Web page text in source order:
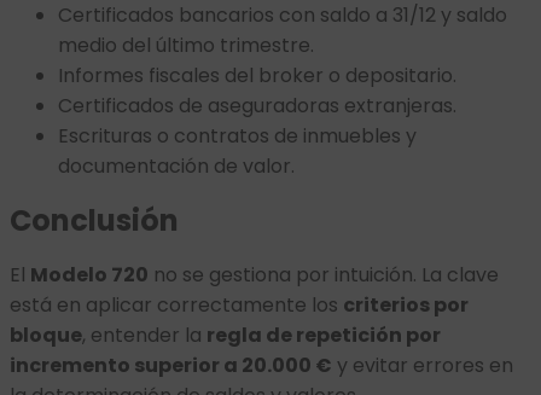
Certificados bancarios con saldo a 31/12 y saldo
medio del último trimestre.
Informes fiscales del broker o depositario.
Certificados de aseguradoras extranjeras.
Escrituras o contratos de inmuebles y
documentación de valor.
Conclusión
El Modelo 720 no se gestiona por intuición. La clave
está en aplicar correctamente los criterios por
bloque, entender la regla de repetición por
incremento superior a 20.000 € y evitar errores en